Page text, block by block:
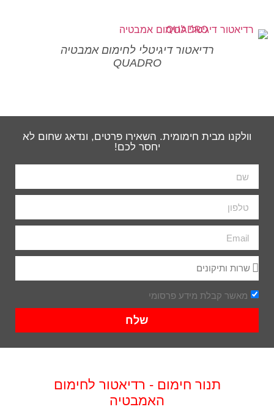
רדיאטור דיגיטלי לחימום אמבטיה
QUADRO
וולקנו מבית חימומית. השאירו פרטים, ונדאג שחום לא
יחסר לכם!
מאשר קבלת מידע פרסומי
שלח
תנור חימום - רדיאטור לחימום
האמבטיה